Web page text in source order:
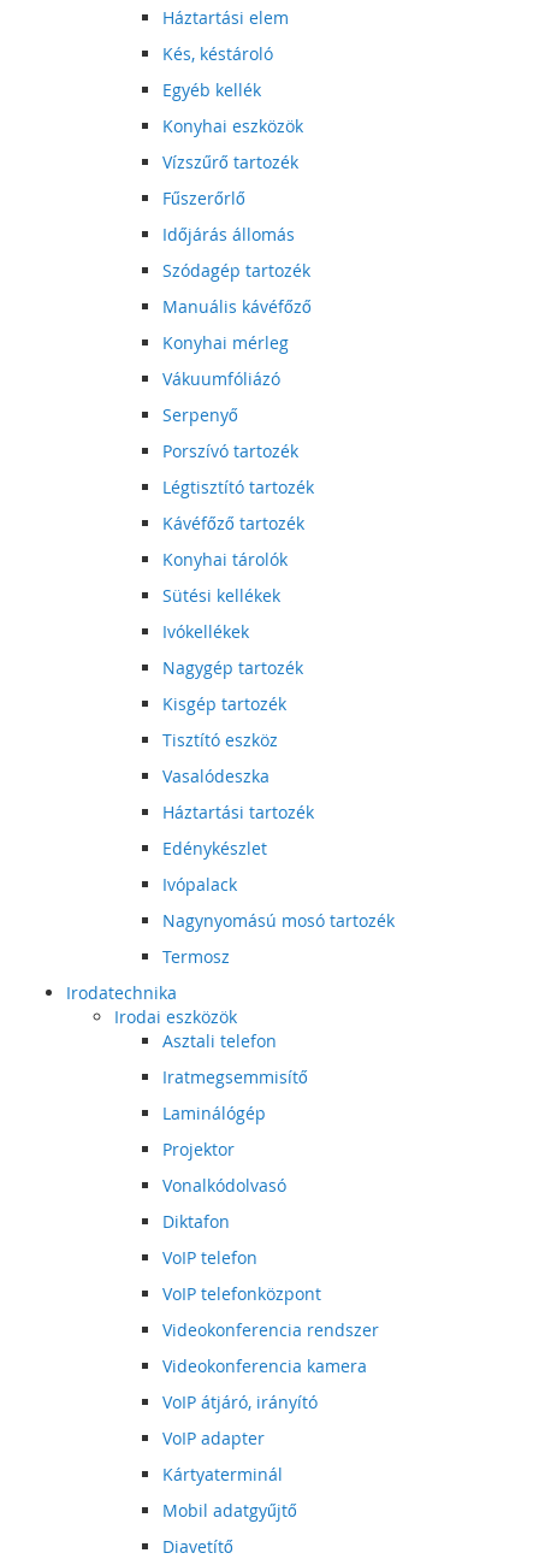
Háztartási elem
Kés, késtároló
Egyéb kellék
Konyhai eszközök
Vízszűrő tartozék
Fűszerőrlő
Időjárás állomás
Szódagép tartozék
Manuális kávéfőző
Konyhai mérleg
Vákuumfóliázó
Serpenyő
Porszívó tartozék
Légtisztító tartozék
Kávéfőző tartozék
Konyhai tárolók
Sütési kellékek
Ivókellékek
Nagygép tartozék
Kisgép tartozék
Tisztító eszköz
Vasalódeszka
Háztartási tartozék
Edénykészlet
Ivópalack
Nagynyomású mosó tartozék
Termosz
Irodatechnika
Irodai eszközök
Asztali telefon
Iratmegsemmisítő
Laminálógép
Projektor
Vonalkódolvasó
Diktafon
VoIP telefon
VoIP telefonközpont
Videokonferencia rendszer
Videokonferencia kamera
VoIP átjáró, irányító
VoIP adapter
Kártyaterminál
Mobil adatgyűjtő
Diavetítő